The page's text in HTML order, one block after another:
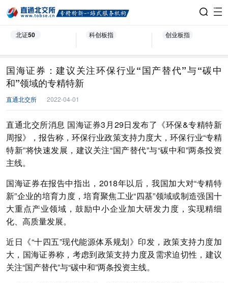
北证50 科创板指 创业板指
国海证券：建议关注环保行业“国产替代”与“碳中
和”领域的专精特新
直通北交所 2022-04-01
直通北交所消息 国海证券3月29日发布了《环保&专精特新
周报》，报告称，环保行业政策支持力度大，环保行业“专精
特新”将快速发展，建议关注“国产替代”与“碳中和”两条投资
主线。
国海证券在报告中指出，2018年以后，我国加大对“专精特
新”企业的培育力度，培育聚焦工业“四基”领域或制造强国十
大重点产业领域，鼓励中小企业加大研发力度，实现精细
化、高质量发展。
近日《“十四五”现代能源体系规划》印发，政策支持力度加
大，国海证券称，考虑到政策支持力度及需求迫切性，建议
关注“国产替代”与“碳中和”两条投资主线。